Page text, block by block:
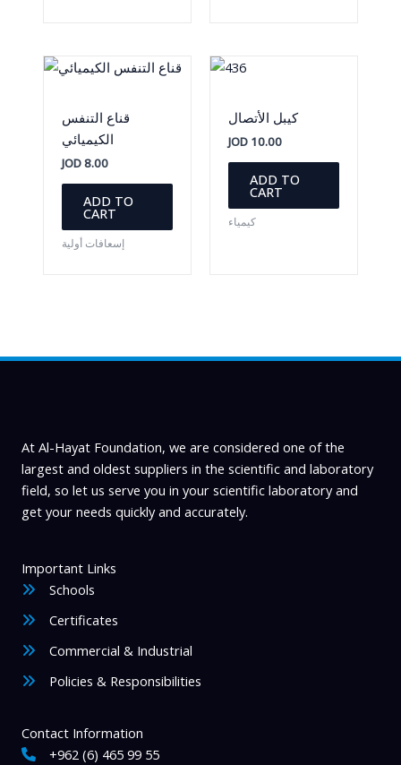
قناع التنفس
الكيميائي
JOD8.00
ADD TO
CART
إسعافات أولية
كيبل الأتصال
JOD 10.00
ADD TO
CART
كيمياء
At Al-Hayat Foundation, we are considered one of the
largest and oldest suppliers in the scientific and laboratory
field, so let us serve you in your scientific laboratory and
get your needs quickly and accurately.
Important Links
Schools
Certificates
Commercial & Industrial
Policies & Responsibilities
Contact Information
+962 (6) 465 99 55